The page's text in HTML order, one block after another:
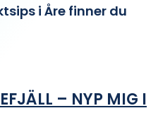
i Åre finner du
– NYP MIG I